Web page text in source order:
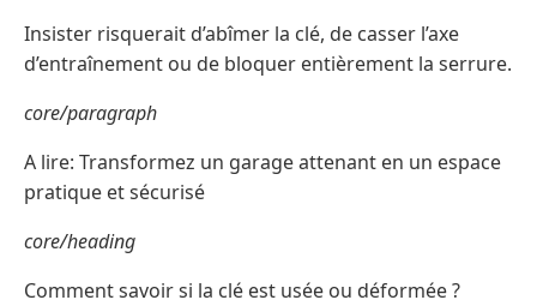
Insister risquerait d’abîmer la clé, de casser l’axe
d’entraînement ou de bloquer entièrement la serrure.
core/paragraph
A lire: Transformez un garage attenant en un espace
pratique et sécurisé
core/heading
Comment savoir si la clé est usée ou déformée ?